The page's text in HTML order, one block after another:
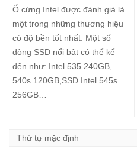
Ổ cứng Intel được đánh giá là
một trong những thương hiệu
có độ bền tốt nhất. Một số
dòng SSD nổi bật có thể kể
đến như: Intel 535 240GB
540s 120GB SSD Intel 545s
256GB